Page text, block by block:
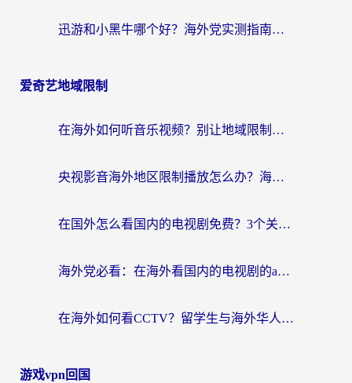
迅游和小黑牛哪个好？海外党实测指南，选对中国地址加速器才能无缝刷国内资源
爱奇艺地域限制
在海外如何听音乐视频？别让地域限制挡住你的华语旋律
央视影音海外地区限制播放怎么办？海外华人必看的追剧自由指南
在国外怎么看国内的电视剧免费？3个关键步骤+1款靠谱加速器帮你搞定
海外党必看：在海外看国内的电视剧的app选对了吗？3步解决地域限制烦恼
在海外如何看CCTV？留学生与海外华人的实用回国加速指南
游戏vpn回国